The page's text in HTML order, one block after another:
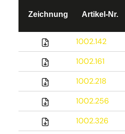
Zeichnung Artikel-Nr.
1002.142
1002.161
1002.218
1002.256
1002.326